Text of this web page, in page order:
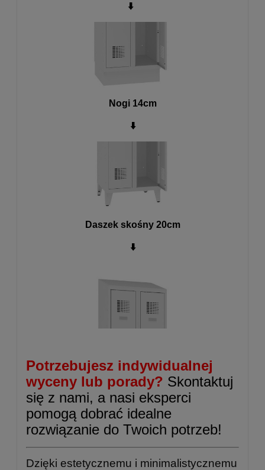
⬇️
Nogi 14cm
⬇️
Daszek skośny 20cm
⬇️
Potrzebujesz indywidualnej
wyceny lub porady? Skontaktuj
się z nami, a nasi eksperci
pomogą dobrać idealne
rozwiązanie do Twoich potrzeb!
Dzięki estetycznemu i minimalistycznemu